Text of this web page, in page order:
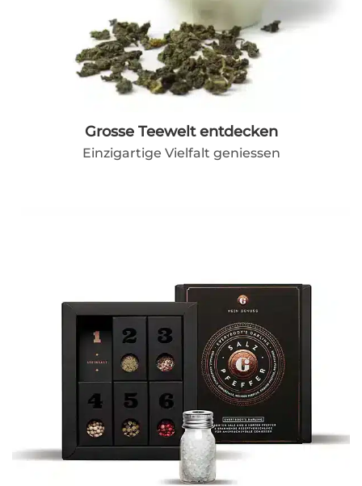
Grosse Teewelt entdecken
Einzigartige Vielfalt geniessen